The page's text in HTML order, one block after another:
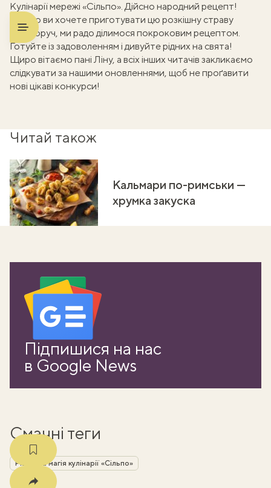
Кулінарії мережі «Сільпо». Дійсно народний рецепт!
А якщо ви хочете приготувати цю розкішну страву
власноруч, ми радо ділимося покроковим рецептом.
Готуйте із задоволенням і дивуйте рідних на свята!
Щиро вітаємо пані Ліну, а всіх інших читачів закликаємо
слідкувати за нашими оновленнями, щоб не проґавити
нові цікаві конкурси!
Читай також
Кальмари по-римськи —
хрумка закуска
Підпишися на нас
в Google News
Смачні теги
Різдвяна магія кулінарії «Сільпо»